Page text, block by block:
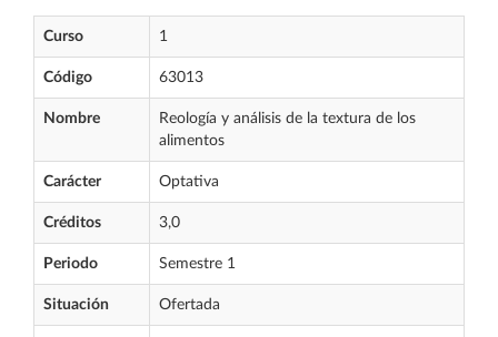
Curso 1
Código 63013
Nombre
Reología y análisis de la textura de los
alimentos
Carácter Optativa
Créditos 3,0
Periodo Semestre 1
Situación Ofertada